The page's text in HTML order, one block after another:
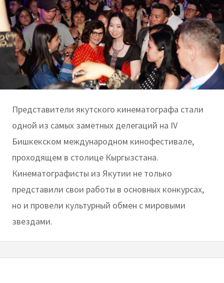
Представители якутского кинематографа стали
одной из самых заметных делегаций на IV
Бишкекском международном кинофестивале,
проходящем в столице Кыргызстана.
Кинематографисты из Якутии не только
представили свои работы в основных конкурсах,
но и провели культурный обмен с мировыми
звездами.